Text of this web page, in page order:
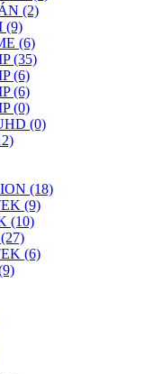
(2)
(9)
(6)
(35)
(6)
(6)
(0)
(0)
(18)
(9)
(10)
(6)